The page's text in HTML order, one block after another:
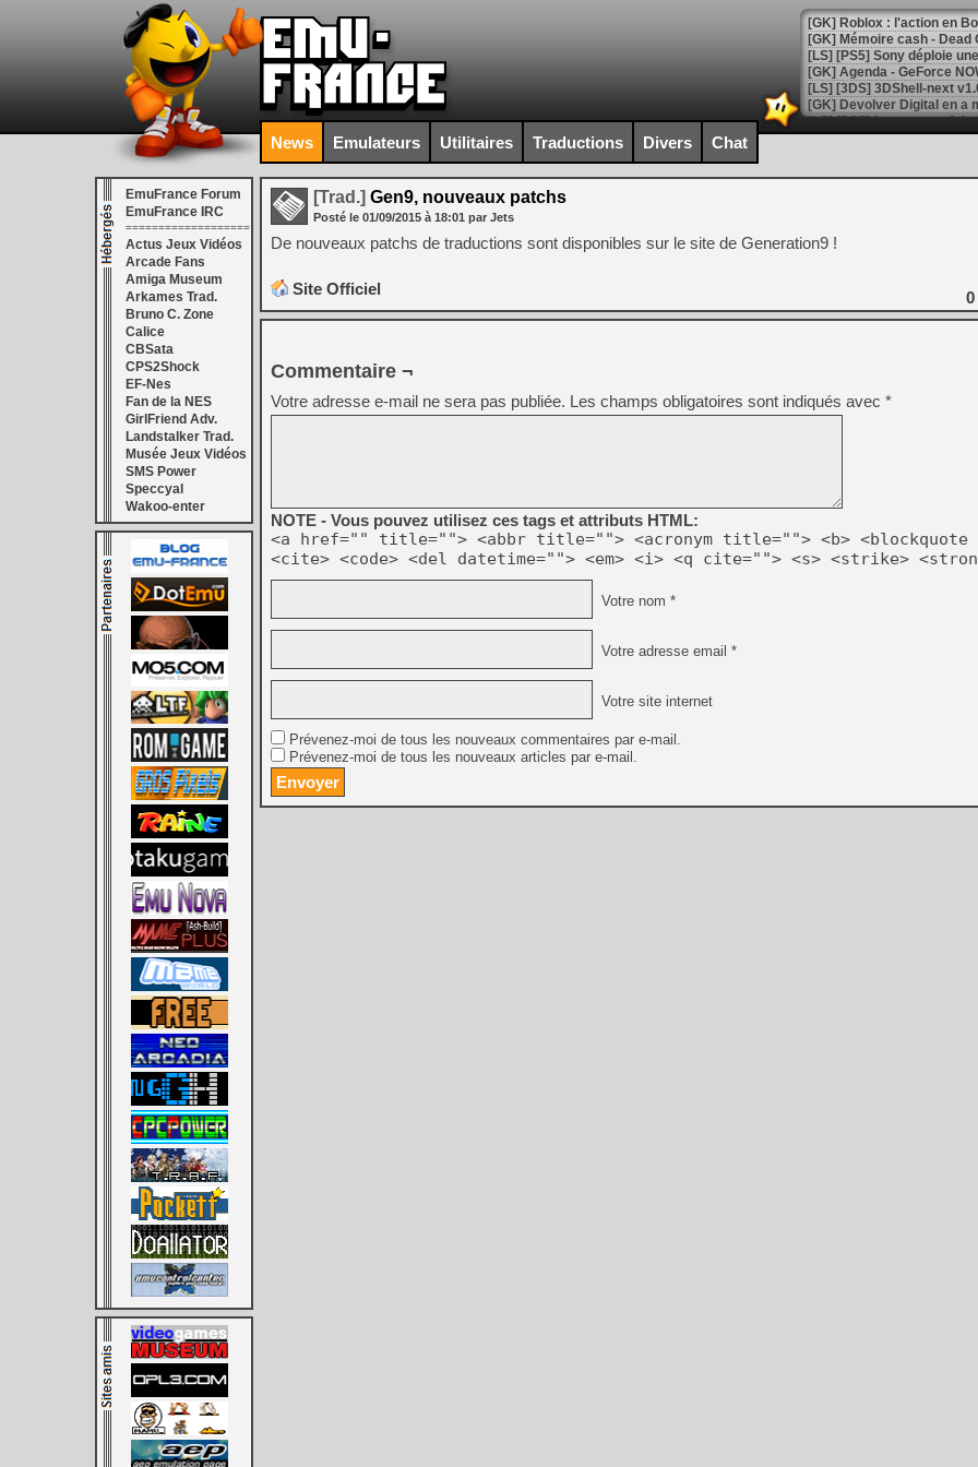
[GK] Roblox : l'action en
[GK] Agenda - GeForce
[GK] Devolver Digital en a
[LS] [PS5] ps5-y2jb-
[GK] Pourquoi Marvel
[GK] Test : Restory : Chill
[GK] GTA 6 : Rockstar
[GK] Hot Wheels Infinite
[GK] Mémoire cash -
[GK] Résultats Nintendo :
[GK] Déjà des
[Mo5] Brickboy cherche à
[GK] Minecraft et ses «
[GK] Beast of
[GK] Ubisoft : fin de partie
[GK] Mémoire cash -
[GK] Dan Houser (GTA)
[GK] Comment EA Sports
[GK] Crimson Moon : un
[GK] Isle of Reveries : le
[GK] Moonlighter 2 : The
[GK] Capcom relance
[Mo5] Deux inédits du
[GK] Le beat'em up The
[GK] Endless Legend 2 :
[LS] [PS5] Le WebKit
[GK] Oubliez Crazy Taxi,
[LS] [Switch] NSZ 5.0.0
[GK] Bethesda fête les 30
News Emulateurs Utilitaires Traductions Divers Chat
EmuFrance Forum
EmuFrance IRC
===================
Actus Jeux Vidéos
Arcade Fans
Amiga Museum
Arkames Trad.
Bruno C. Zone
Calice
CBSata
CPS2Shock
EF-Nes
Fan de la NES
GirlFriend Adv.
Landstalker Trad.
Musée Jeux Vidéos
SMS Power
Speccyal
Wakoo-enter
[Trad.] Gen9, nouveaux patchs
Posté le 01/09/2015 à 18:01 par Jets
De nouveaux patchs de traductions sont disponibles sur le site de Generation9 !
Site Officiel 0
Commentaire ¬
Votre adresse e-mail ne sera pas publiée. Les champs obligatoires sont indiqués avec *
NOTE - Vous pouvez utilisez ces tags et attributs HTML:
<a href="" title=""> <abbr title=""> <acronym title=""> <b> <blockquote
<cite> <code> <del datetime=""> <em> <i> <q cite=""> <s> <strike>
Votre nom *
Votre adresse email *
Votre site internet
Prévenez-moi de tous les nouveaux commentaires par e-mail.
Prévenez-moi de tous les nouveaux articles par e-mail.